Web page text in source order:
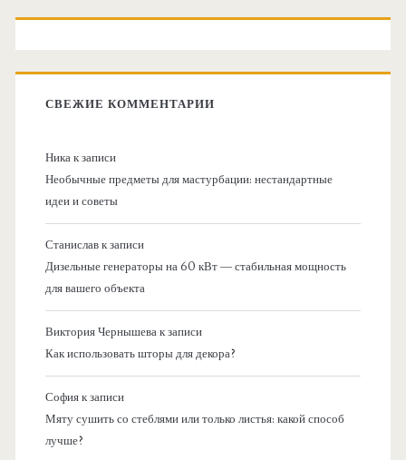
СВЕЖИЕ КОММЕНТАРИИ
Никак записи
Необычные предметы для мастурбации: нестандартные
идеи и советы
Станиславк записи
Дизельные генераторы на 60 кВт — стабильная мощность
для вашего объекта
Виктория Чернышевак записи
Как использовать шторы для декора?
Софияк записи
Мяту сушить со стеблями или только листья: какой способ
лучше?